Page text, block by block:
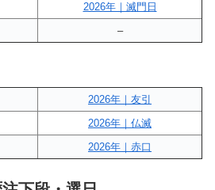
2026年｜滅門日
–
2026年｜友引
2026年｜仏滅
2026年｜赤口